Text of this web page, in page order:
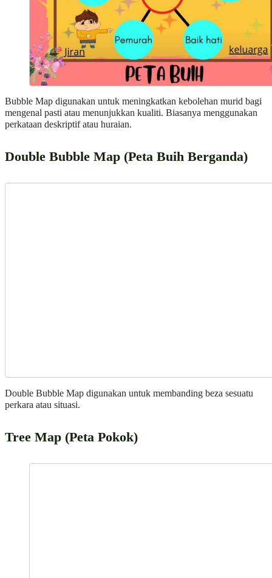
Bubble Map digunakan untuk meningkatkan kebolehan murid bagi
mengenal pasti atau menunjukkan kualiti. Biasanya menggunakan
perkataan deskriptif atau huraian.
Double Bubble Map (Peta Buih Berganda)
Double Bubble Map digunakan untuk membanding beza sesuatu
perkara atau situasi.
Tree Map (Peta Pokok)